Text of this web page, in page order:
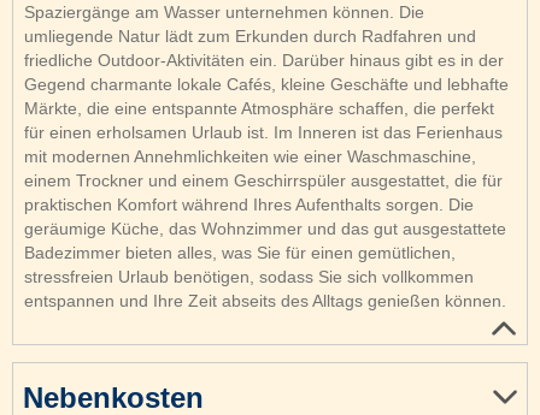
Spaziergänge am Wasser unternehmen können. Die
umliegende Natur lädt zum Erkunden durch Radfahren und
friedliche Outdoor-Aktivitäten ein. Darüber hinaus gibt es in der
Gegend charmante lokale Cafés, kleine Geschäfte und lebhafte
Märkte, die eine entspannte Atmosphäre schaffen, die perfekt
für einen erholsamen Urlaub ist. Im Inneren ist das Ferienhaus
mit modernen Annehmlichkeiten wie einer Waschmaschine,
einem Trockner und einem Geschirrspüler ausgestattet, die für
praktischen Komfort während Ihres Aufenthalts sorgen. Die
geräumige Küche, das Wohnzimmer und das gut ausgestattete
Badezimmer bieten alles, was Sie für einen gemütlichen,
stressfreien Urlaub benötigen, sodass Sie sich vollkommen
entspannen und Ihre Zeit abseits des Alltags genießen können.
Nebenkosten